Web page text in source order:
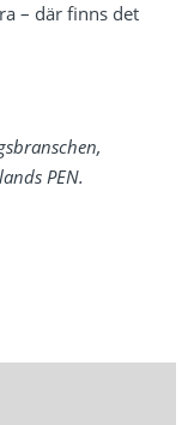
– där finns det
PEN.